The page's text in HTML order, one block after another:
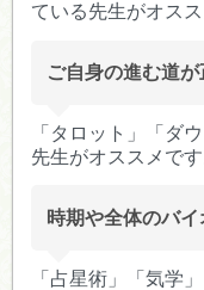
ている先生がオスス
ご自身の進む道
「タロット」「ダ
先生がオススメです
時期や全体のバ
「占星術」「気学